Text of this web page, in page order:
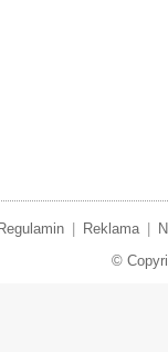
Regulamin Reklama
©